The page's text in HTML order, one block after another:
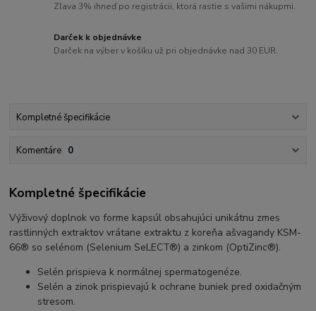
Zľava 3% ihneď po registrácii, ktorá rastie s vašimi nákupmi.
Darček k objednávke
Darček na výber v košíku už pri objednávke nad 30 EUR.
Kompletné špecifikácie
Komentáre 0
Kompletné špecifikácie
Výživový doplnok vo forme kapsúl obsahujúci unikátnu zmes
rastlinných extraktov vrátane extraktu z koreňa ašvagandy KSM-
66® so selénom (Selenium SeLECT®) a zinkom (OptiZinc®).
Selén prispieva k normálnej spermatogenéze.
Selén a zinok prispievajú k ochrane buniek pred oxidačným
stresom.